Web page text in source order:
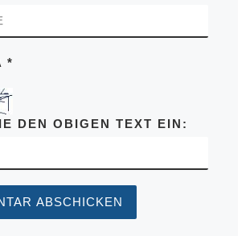
*
DEN OBIGEN TEXT EIN: